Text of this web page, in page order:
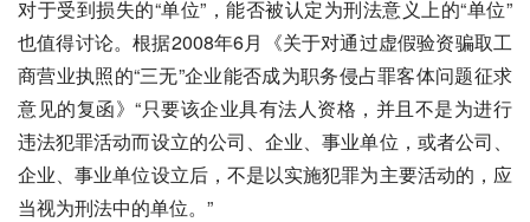
对于受到损失的“单位”，能否被认定为刑法意义上的“单位”
也值得讨论。根据2008年6月《关于对通过虚假验资骗取工
商营业执照的“三无”企业能否成为职务侵占罪客体问题征求
意见的复函》“只要该企业具有法人资格，并且不是为进行
违法犯罪活动而设立的公司、企业、事业单位，或者公司、
企业、事业单位设立后，不是以实施犯罪为主要活动的，应
当视为刑法中的单位。”